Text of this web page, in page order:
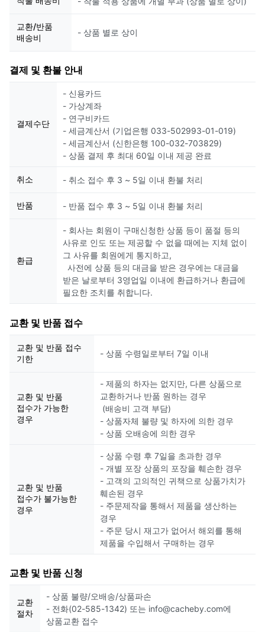
교환/반품
배송비
- 상품 별로 상이
결제 및 환불 안내
결제수단
- 신용카드
- 가상계좌
- 연구비카드
- 세금계산서 (기업은행 033-502993-01-019)
- 세금계산서 (신한은행 100-032-703829)
- 상품 결제 후 최대 60일 이내 제공 완료
취소 - 취소 접수 후 3 ~ 5일 이내 환불 처리
반품 - 반품 접수 후 3 ~ 5일 이내 환불 처리
환급
- 회사는 회원이 구매신청한 상품 등이 품절 등의
사유로 인도 또는 제공할 수 없을 때에는 지체 없이
그 사유를 회원에게 통지하고,
사전에 상품 등의 대금을 받은 경우에는 대금을
받은 날로부터 3영업일 이내에 환급하거나 환급에
필요한 조치를 취합니다.
교환 및 반품 접수
교환 및 반품 접수
기한
- 상품 수령일로부터 7일 이내
교환 및 반품
접수가 가능한
경우
- 제품의 하자는 없지만, 다른 상품으로
교환하거나 반품 원하는 경우
(배송비 고객 부담)
- 상품자체 불량 및 하자에 의한 경우
- 상품 오배송에 의한 경우
교환 및 반품
접수가 불가능한
경우
- 상품 수령 후 7일을 초과한 경우
- 개별 포장 상품의 포장을 훼손한 경우
- 고객의 고의적인 귀책으로 상품가치가
훼손된 경우
- 주문제작을 통해서 제품을 생산하는
경우
- 주문 당시 재고가 없어서 해외를 통해
제품을 수입해서 구매하는 경우
교환 및 반품 신청
교환
절차
- 상품 불량/오배송/상품파손
- 전화(02-585-1342) 또는 info@cacheby.com에
상품교환 접수